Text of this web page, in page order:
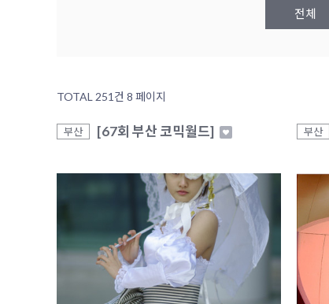
전체
TOTAL 251건 8 페이지
부산 [67회 부산 코믹월드] 부산